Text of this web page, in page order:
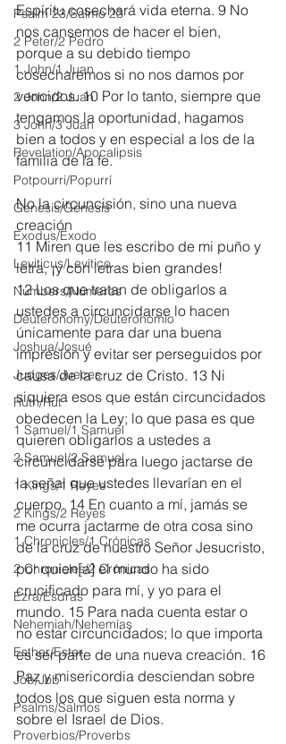
Psalm 23/Salmo 23
2 Peter/2 Pedro
1 John/1 Juan
2 John/2 Juan
3 John/3 Juan
Revelation/Apocalipsis
Potpourri/Popurrí
Genesis/Génesis
Exodus/Éxodo
Leviticus/Levítico
Numbers/Números
Deuteronomy/Deuteronomio
Joshua/Josué
Judges/Jueces
Ruth/Rut
1 Samuel/1 Samuel
2 Samuel/2 Samuel
1 Kings/1 Reyes
2 Kings/2 Reyes
1 Chronicles/1 Crónicas
2 Chronicles/2 Crónicas
Ezra/Esdras
Nehemiah/Nehemías
Esther/Ester
Job/Job
Psalms/Salmos
Proverbios/Proverbs
Espíritu cosechará vida eterna. 9 No
nos cansemos de hacer el bien,
porque a su debido tiempo
cosecharemos si no nos damos por
vencidos. 10 Por lo tanto, siempre que
tengamos la oportunidad, hagamos
bien a todos y en especial a los de la
familia de la fe.
No la circuncisión, sino una nueva
creación
11 Miren que les escribo de mi puño y
letra, ¡y con letras bien grandes!
12 Los que tratan de obligarlos a
ustedes a circuncidarse lo hacen
únicamente para dar una buena
impresión y evitar ser perseguidos por
causa de la cruz de Cristo. 13 Ni
siquiera esos que están circuncidados
obedecen la Ley; lo que pasa es que
quieren obligarlos a ustedes a
circuncidarse para luego jactarse de
la señal que ustedes llevarían en el
cuerpo. 14 En cuanto a mí, jamás se
me ocurra jactarme de otra cosa sino
de la cruz de nuestro Señor Jesucristo,
por quien[a] el mundo ha sido
crucificado para mí, y yo para el
mundo. 15 Para nada cuenta estar o
no estar circuncidados; lo que importa
es ser parte de una nueva creación. 16
Paz y misericordia desciendan sobre
todos los que siguen esta norma y
sobre el Israel de Dios.